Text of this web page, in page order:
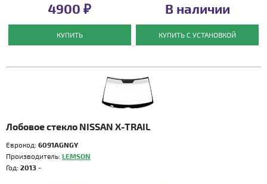
4900 ₽
КУПИТЬ
В наличии
КУПИТЬ С УСТАНОВКОЙ
Лобовое стекло NISSAN X-TRAIL
Еврокод: 6091AGNGY
Производитель: LEMSON
Год: 2013 -